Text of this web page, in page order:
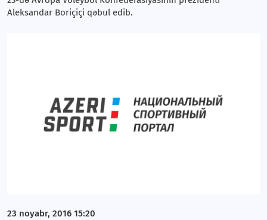
Aleksandar Boriçiçi qəbul edib.
23 noyabr, 2016 15:20